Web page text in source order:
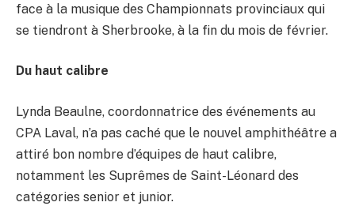
face à la musique des Championnats provinciaux qui
se tiendront à Sherbrooke, à la fin du mois de février.
Du haut calibre
Lynda Beaulne, coordonnatrice des événements au
CPA Laval, n’a pas caché que le nouvel amphithéâtre a
attiré bon nombre d’équipes de haut calibre,
notamment les Suprêmes de Saint-Léonard des
catégories senior et junior.